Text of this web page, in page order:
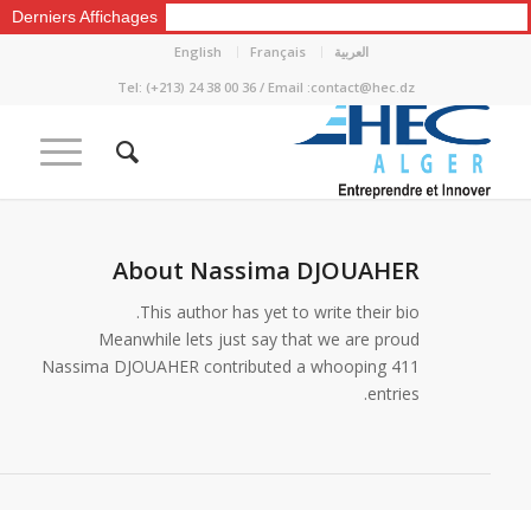
Derniers Affichages
العربية Français
English
Tel: (+213) 24 38 00 36 / Email :contact@hec.dz
About Nassima DJOUAHER
This author has yet to write their bio.
Meanwhile lets just say that we are proud
Nassima DJOUAHER contributed a whooping 411
entries.